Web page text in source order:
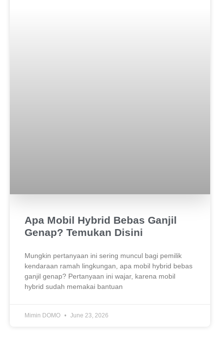
Apa Mobil Hybrid Bebas Ganjil
Genap? Temukan Disini
Mungkin pertanyaan ini sering muncul bagi pemilik
kendaraan ramah lingkungan, apa mobil hybrid bebas
ganjil genap? Pertanyaan ini wajar, karena mobil
hybrid sudah memakai bantuan
Mimin DOMO June 23, 2026